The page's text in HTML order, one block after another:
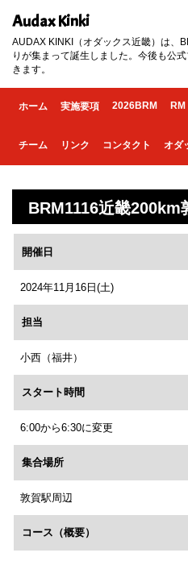
Audax Kinki
AUDAX KINKI（オダックス近畿）は、
りが集まって誕生しました。今後も公
きます。
ホーム 実施要項 2026BRM RM
チーム リンク コンタクト オダ
BRM1116近畿200km
開催日
2024年11月16日(土)
担当
小西（福井）
スタート時間
6:00から6:30に変更
集合場所
敦賀駅周辺
コース（概要）